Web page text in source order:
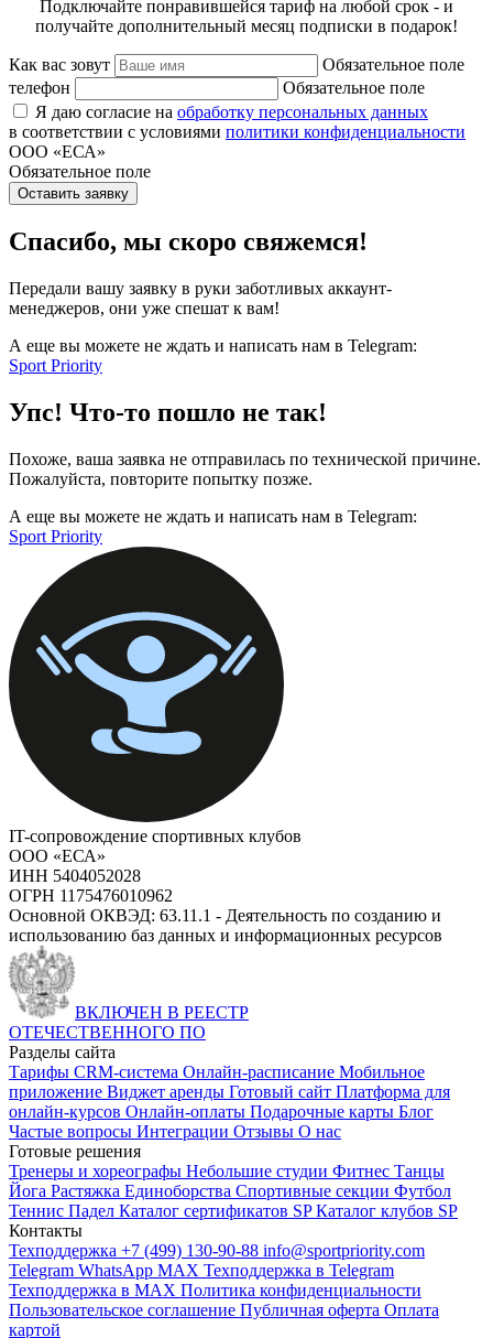
Подключайте понравившейся тариф на любой срок - и
получайте дополнительный месяц подписки в подарок!
Как вас зовут
Обязательное поле
телефон
Обязательное поле
Я даю согласие на обработку персональных данных
в соответствии с условиями политики конфиденциальности
ООО «ЕСА»
Обязательное поле
Оставить заявку
Спасибо, мы скоро свяжемся!
Передали вашу заявку в руки заботливых аккаунт-
менеджеров, они уже спешат к вам!
А еще вы можете не ждать и написать нам в Telegram:
Sport Priority
Упс! Что-то пошло не так!
Похоже, ваша заявка не отправилась по технической причине.
Пожалуйста, повторите попытку позже.
А еще вы можете не ждать и написать нам в Telegram:
Sport Priority
IT-сопровождение спортивных клубов
ООО «ЕСА»
ИНН 5404052028
ОГРН 1175476010962
Основной ОКВЭД: 63.11.1 - Деятельность по созданию и
использованию баз данных и информационных ресурсов
ВКЛЮЧЕН В РЕЕСТР
ОТЕЧЕСТВЕННОГО ПО
Разделы сайта
Тарифы CRM-система Онлайн-расписание Мобильное
приложение Виджет аренды Готовый сайт Платформа для
онлайн-курсов Онлайн-оплаты Подарочные карты Блог
Частые вопросы Интеграции Отзывы О нас
Готовые решения
Тренеры и хореографы Небольшие студии Фитнес Танцы
Йога Растяжка Единоборства Спортивные секции Футбол
Теннис Падел Каталог сертификатов SPКаталог клубов SP
Контакты
Техподдержка +7 (499) 130-90-88 info@sportpriority.com
Telegram WhatsApp MAX Техподдержка в Telegram
Техподдержка в MAX Политика конфиденциальности
Пользовательское соглашение Публичная оферта Оплата
картой